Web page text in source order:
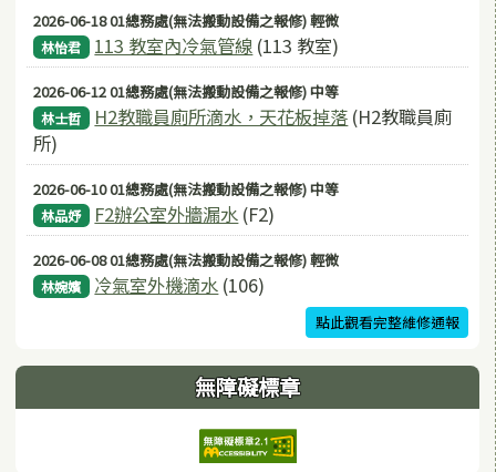
2026-06-18 01總務處(無法搬動設備之報修) 輕微
林怡君 113 教室內冷氣管線 (113 教室)
2026-06-12 01總務處(無法搬動設備之報修) 中等
林士哲 H2教職員廁所滴水，天花板掉落 (H2教職員廁
所)
2026-06-10 01總務處(無法搬動設備之報修) 中等
林品妤 F2辦公室外牆漏水 (F2)
2026-06-08 01總務處(無法搬動設備之報修) 輕微
林婉嬪 冷氣室外機滴水 (106)
點此觀看完整維修通報
無障礙標章